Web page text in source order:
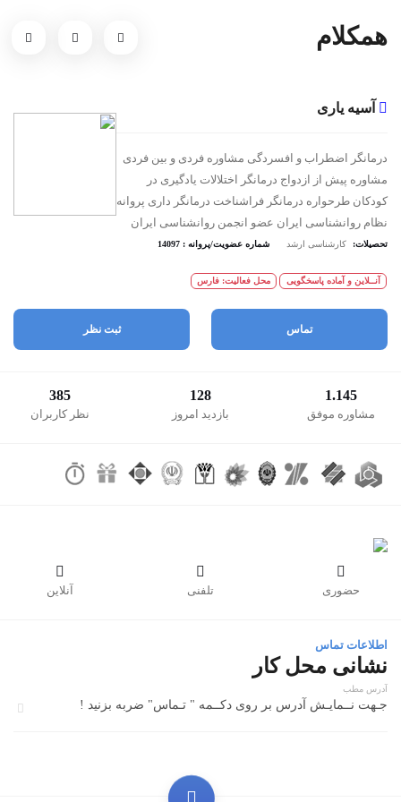
همکلام
آسیه یاری
درمانگر اضطراب و افسردگی مشاوره فردی و بین فردی
مشاوره پیش از ازدواج درمانگر اختلالات یادگیری در
کودکان طرحواره درمانگر فراشناخت درمانگر داری پروانه
نظام روانشناسی ایران عضو انجمن روانشناسی ایران
تحصیلات: کارشناسی ارشد شماره عضویت/پروانه : 14097
آنــلاین و آماده پاسخگویی محل فعالیت: فارس
تماس ثبت نظر
1.145
مشاوره موفق
128
بازدید امروز
385
نظر کاربران

حضوری

تلفنی

آنلاین
اطلاعات تماس
نشانی محل کار
آدرس مطب
جـهت نــمایـش آدرس بر روی دکــمه " تـماس" ضربه بزنید !